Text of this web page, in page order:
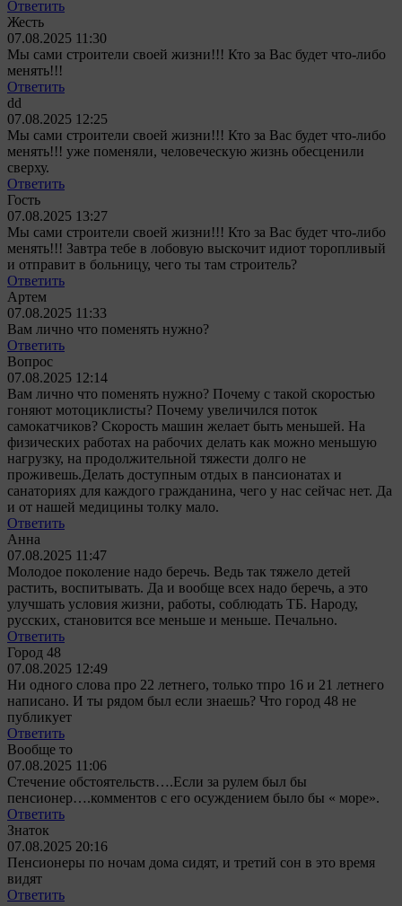
Ответить
Жесть
07.08.2025 11:30
Мы сами строители своей жизни!!! Кто за Вас будет что-либо
менять!!!
Ответить
dd
07.08.2025 12:25
Мы сами строители своей жизни!!! Кто за Вас будет что-либо
менять!!! уже поменяли, человеческую жизнь обесценили
сверху.
Ответить
Гость
07.08.2025 13:27
Мы сами строители своей жизни!!! Кто за Вас будет что-либо
менять!!! Завтра тебе в лобовую выскочит идиот торопливый
и отправит в больницу, чего ты там строитель?
Ответить
Артем
07.08.2025 11:33
Вам лично что поменять нужно?
Ответить
Вопрос
07.08.2025 12:14
Вам лично что поменять нужно? Почему с такой скоростью
гоняют мотоциклисты? Почему увеличился поток
самокатчиков? Скорость машин желает быть меньшей. На
физических работах на рабочих делать как можно меньшую
нагрузку, на продолжительной тяжести долго не
проживешь.Делать доступным отдых в пансионатах и
санаториях для каждого гражданина, чего у нас сейчас нет. Да
и от нашей медицины толку мало.
Ответить
Анна
07.08.2025 11:47
Молодое поколение надо беречь. Ведь так тяжело детей
растить, воспитывать. Да и вообще всех надо беречь, а это
улучшать условия жизни, работы, соблюдать ТБ. Народу,
русских, становится все меньше и меньше. Печально.
Ответить
Город 48
07.08.2025 12:49
Ни одного слова про 22 летнего, только тпро 16 и 21 летнего
написано. И ты рядом был если знаешь? Что город 48 не
публикует
Ответить
Вообще то
07.08.2025 11:06
Стечение обстоятельств….Если за рулем был бы
пенсионер….комментов с его осуждением было бы « море».
Ответить
Знаток
07.08.2025 20:16
Пенсионеры по ночам дома сидят, и третий сон в это время
видят
Ответить